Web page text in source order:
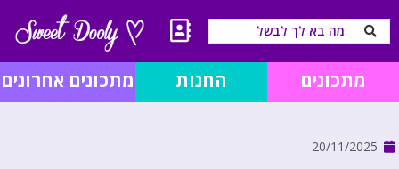
מתכונים החנות מתכונים אחרונים
20/11/2025